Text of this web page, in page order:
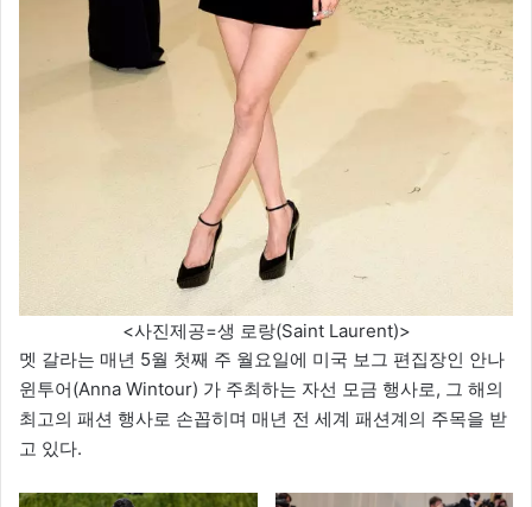
<사진제공=생 로랑(Saint Laurent)>
멧 갈라는 매년 5월 첫째 주 월요일에 미국 보그 편집장인 안나
윈투어(Anna Wintour) 가 주최하는 자선 모금 행사로, 그 해의
최고의 패션 행사로 손꼽히며 매년 전 세계 패션계의 주목을 받
고 있다.